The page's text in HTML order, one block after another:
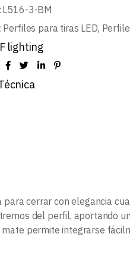
L516-3-BM
Perfiles para tiras LED,
lighting
cerrar con elegancia
del perfil, aportando
permite integrarse